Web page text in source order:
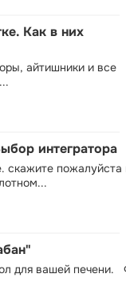
Как в них
айтишники и все
интегратора
скажите пожалуйста
для вашей печени.